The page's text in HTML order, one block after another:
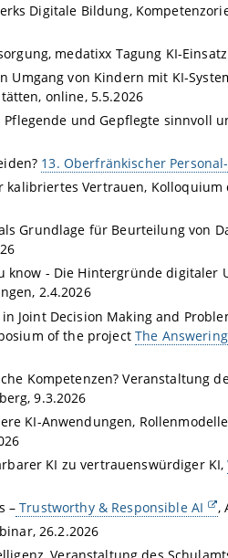
Digitale Bildung,
medatixx Tagung KI-
von Kindern mit KI-
online, 5.5.2026
und Gepflegte sinnvoll
13. Oberfränkischer
Vertrauen,
Grundlage für Beurteilung von
know - Die Hintergründe digitaler
2.4.2026
Joint Decision Making and
of the project The
Kompetenzen? Veranstaltung
9.3.2026
KI-Anwendungen,
KI zu vertrauenswürdiger KI,
– Trustworthy & Responsible AI
,
26.2.2026